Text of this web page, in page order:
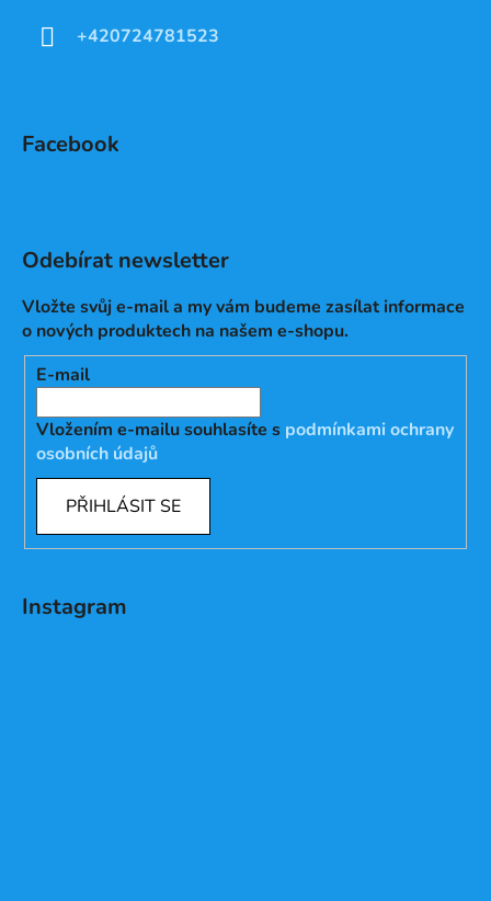
+420724781523
Facebook
Odebírat newsletter
Vložte svůj e-mail a my vám budeme zasílat informace
o nových produktech na našem e-shopu.
E-mail
Vložením e-mailu souhlasíte s podmínkami ochrany
osobních údajů
PŘIHLÁSIT SE
Instagram